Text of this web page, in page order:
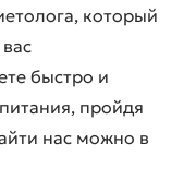
который
быстро и
пройдя
нас можно в